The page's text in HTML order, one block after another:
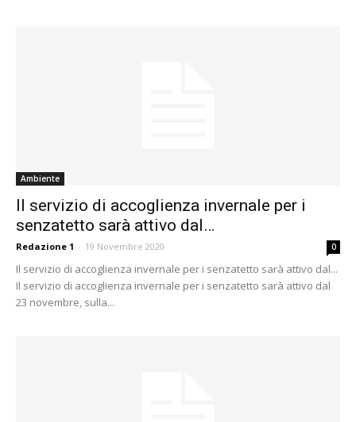
Ambiente
Il servizio di accoglienza invernale per i
senzatetto sarà attivo dal…
Redazione 1 - 19 Novembre 2020 0
Il servizio di accoglienza invernale per i senzatetto sarà attivo dal...
Il servizio di accoglienza invernale per i senzatetto sarà attivo dal
23 novembre, sulla...